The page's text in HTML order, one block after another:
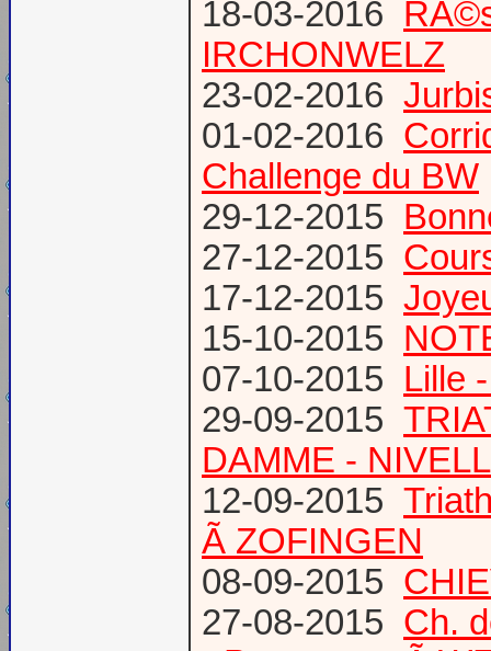
18-03-2016
IRCHONWELZ
23-02-2016
01-02-2016
Challenge du BW
29-12-2015
27-12-2015
17-12-2015
15-10-2015
07-10-2015 Lille
29-09-2015
DAMME -
12-09-2015
Ã ZOFINGEN
08-09-2015
27-08-2015 Ch.